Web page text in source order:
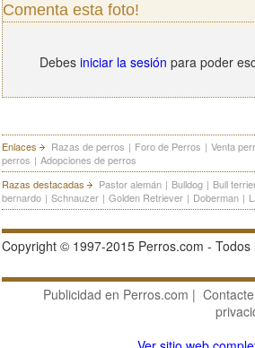
Comenta esta foto!
Debes iniciar la sesión para poder
Enlaces Razas de perros | Foro de Perros | Venta
perros | Adopciones de perros
Razas destacadas
Pastor alemán | Bulldog | Bull
bernardo | Schnauzer | Golden Retriever | Doberman |
Copyright © 1997-2015 Perros.com -
Publicidad en Perros.com | Contacte